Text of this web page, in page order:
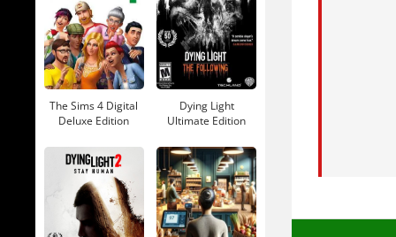
To
atakuje
jak w
The Sims 4 Digital
Deluxe Edition
Dying Light
Ultimate Edition